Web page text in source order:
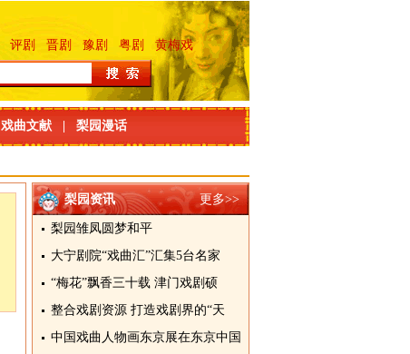
评剧 晋剧 豫剧 粤剧 黄梅戏
戏曲文献 梨园漫话
更多>>
梨园资讯
梨园雏凤圆梦和平
大宁剧院“戏曲汇”汇集5台名家
“梅花”飘香三十载 津门戏剧硕
整合戏剧资源 打造戏剧界的“天
中国戏曲人物画东京展在东京中国